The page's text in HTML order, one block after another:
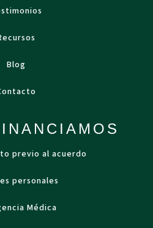
Blog
previo al acuerdo
personales
Médica